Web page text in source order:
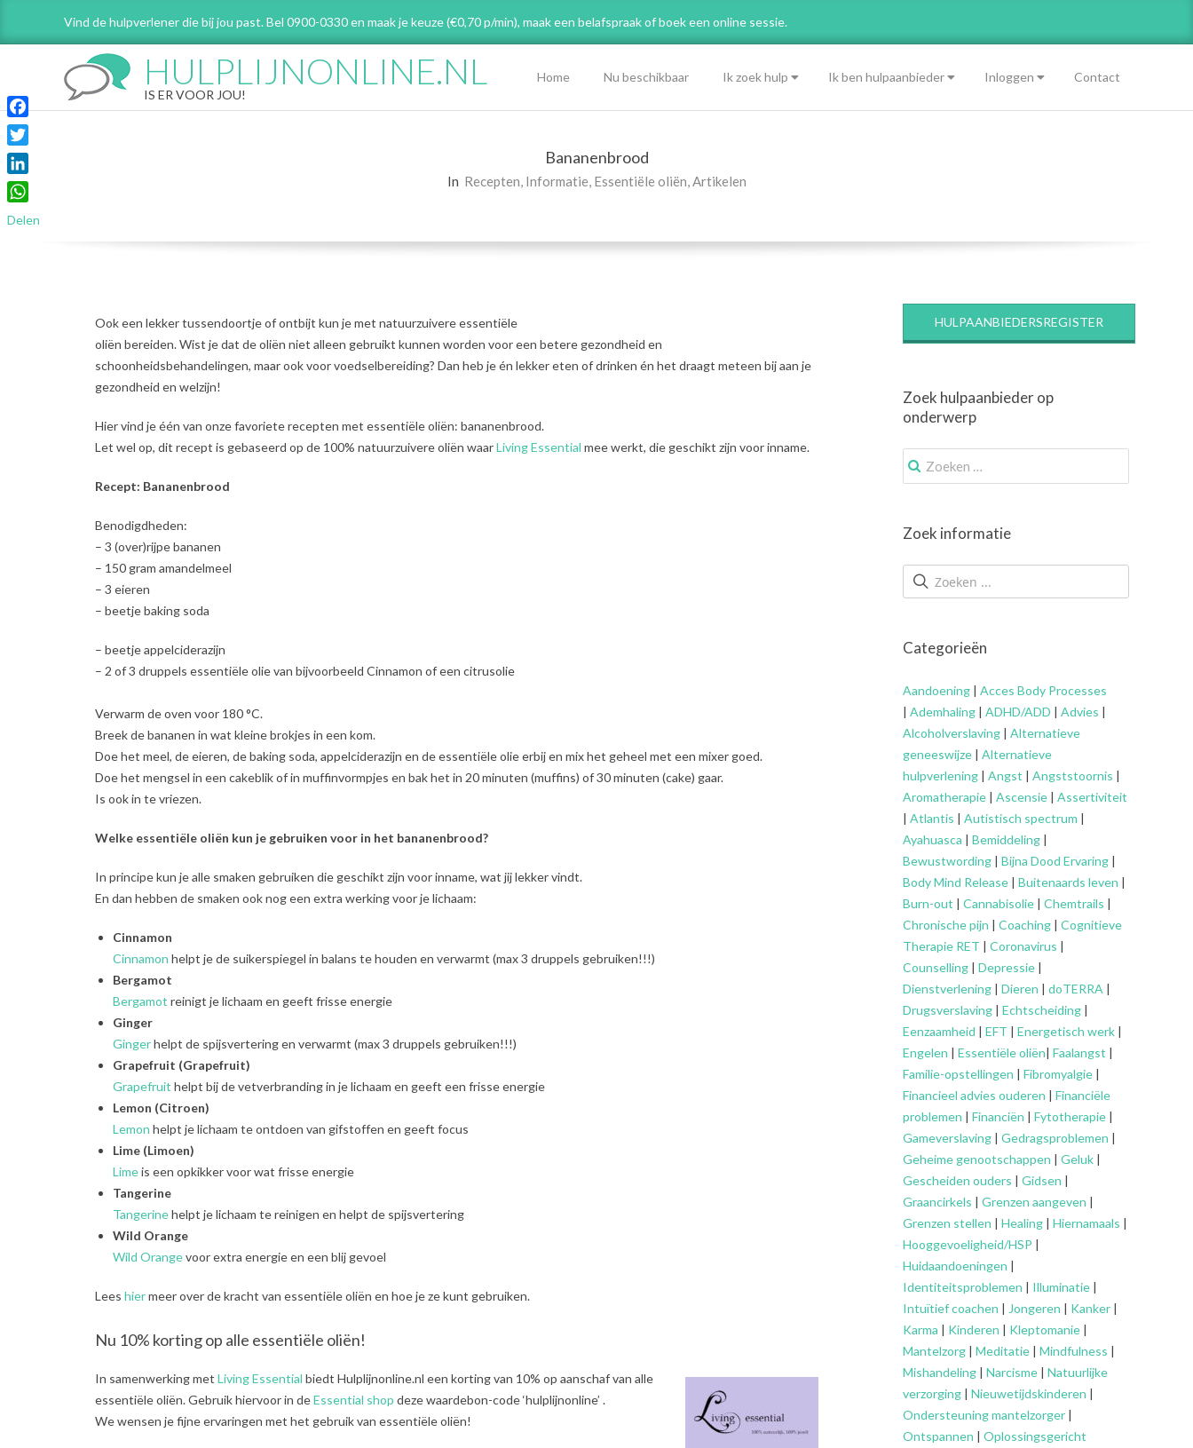
Vind de hulpverlener die bij jou past. Bel 0900-0330 en maak je keuze (€0,70 p/min), maak een belafspraakof boek een online sessie.
HULPLIJNONLINE.NL
IS ER VOOR JOU!
Menu
Home Nu beschikbaar Ik zoek hulp Ik ben hulpaanbieder Inloggen Contact
Bananenbrood
In Recepten, Informatie, Essentiële oliën,Artikelen
Ook een lekker tussendoortje of ontbijt kun je met natuurzuivere essentiële
oliën bereiden. Wist je dat de oliën niet alleen gebruikt kunnen worden voor een betere gezondheid en
schoonheidsbehandelingen, maar ook voor voedselbereiding? Dan heb je én lekker eten of drinken én het draagt meteen bij aan je
gezondheid en welzijn!
Hier vind je één van onze favoriete recepten met essentiële oliën: bananenbrood.
Let wel op, dit recept is gebaseerd op de 100% natuurzuivere oliën waarLiving Essential mee werkt, die geschikt zijn voor inname.
Recept: Bananenbrood
Benodigdheden:
– 3 (over)rijpe bananen
– 150 gram amandelmeel
– 3 eieren
– beetje baking soda
– beetje appelciderazijn
– 2 of 3 druppels essentiële olie van bijvoorbeeld Cinnamon of een citrusolie
Verwarm de oven voor 180 °C.
Breek de bananen in wat kleine brokjes in een kom.
Doe het meel, de eieren, de baking soda, appelciderazijn en de essentiële olie erbij en mix het geheel met een mixer goed.
Doe het mengsel in een cakeblik of in muffinvormpjes en bak het in 20 minuten (muffins) of 30 minuten (cake) gaar.
Is ook in te vriezen.
Welke essentiële oliën kun je gebruiken voor in het bananenbrood?
In principe kun je alle smaken gebruiken die geschikt zijn voor inname, wat jij lekker vindt.
En dan hebben de smaken ook nog een extra werking voor je lichaam:
Cinnamon
Cinnamon helpt je de suikerspiegel in balans te houden en verwarmt (max 3 druppels gebruiken!!!)
Bergamot
Bergamot reinigt je lichaam en geeft frisse energie
Ginger
Gingerhelpt de spijsvertering en verwarmt (max 3 druppels gebruiken!!!)
Grapefruit (Grapefruit)
Grapefruit helpt bij de vetverbranding in je lichaam en geeft een frisse energie
Lemon (Citroen)
Lemon helpt je lichaam te ontdoen van gifstoffen en geeft focus
Lime (Limoen)
Limeis een opkikker voor wat frisse energie
Tangerine
Tangerinehelpt je lichaam te reinigen en helpt de spijsvertering
Wild Orange
Wild Orangevoor extra energie en een blij gevoel
Lees hiermeer over de kracht van essentiële oliën en hoe je ze kunt gebruiken.
Nu 10% korting op alle essentiële oliën!
In samenwerking met Living Essential biedt Hulplijnonline.nl een korting van 10% op aanschaf van alle
essentiële oliën. Gebruik hiervoor in deEssential shop deze waardebon-code ‘hulplijnonline’ .
We wensen je fijne ervaringen met het gebruik van essentiële oliën!
HULPAANBIEDERSREGISTER
Zoek hulpaanbieder op
onderwerp
Zoek
naar:
Zoek informatie
Categorieën
Aandoening | Acces Body Processes
| Ademhaling | ADHD/ADD | Advies |
Alcoholverslaving | Alternatieve
geneeswijze | Alternatieve
hulpverlening | Angst | Angststoornis |
Aromatherapie | Ascensie | Assertiviteit
| Atlantis | Autistisch spectrum |
Ayahuasca | Bemiddeling |
Bewustwording | Bijna Dood Ervaring |
Body Mind Release | Buitenaards leven |
Burn-out | Cannabisolie | Chemtrails |
Chronische pijn | Coaching | Cognitieve
Therapie RET | Coronavirus |
Counselling | Depressie |
Dienstverlening | Dieren | doTERRA |
Drugsverslaving | Echtscheiding |
Eenzaamheid | EFT | Energetisch werk |
Engelen | Essentiële oliën| Faalangst |
Familie-opstellingen | Fibromyalgie |
Financieel advies ouderen | Financiële
problemen | Financiën | Fytotherapie |
Gameverslaving | Gedragsproblemen |
Geheime genootschappen | Geluk |
Gescheiden ouders | Gidsen |
Graancirkels | Grenzen aangeven |
Grenzen stellen | Healing | Hiernamaals |
Hooggevoeligheid/HSP |
Huidaandoeningen |
Identiteitsproblemen | Illuminatie |
Intuïtief coachen | Jongeren | Kanker |
Karma | Kinderen | Kleptomanie |
Mantelzorg | Meditatie | Mindfulness |
Mishandeling | Narcisme | Natuurlijke
verzorging | Nieuwetijdskinderen |
Ondersteuningmantelzorger |
Ontspannen | Oplossingsgericht
Facebook
Twitter
LinkedIn
WhatsApp
Delen